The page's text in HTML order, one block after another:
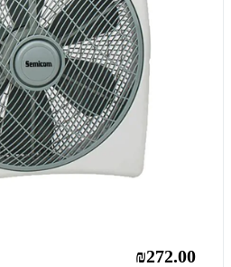
₪272.00